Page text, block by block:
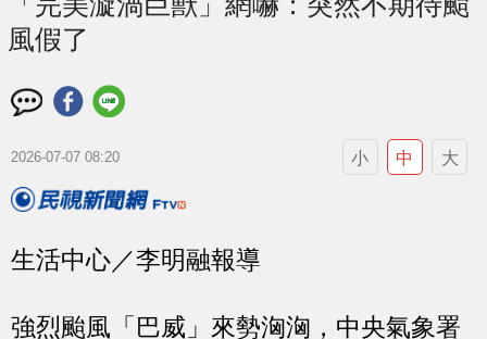
風假了
2026-07-07 08:20 小 中 大
生活中心／李明融報導
強烈颱風「巴威」來勢洶洶，中央氣象署